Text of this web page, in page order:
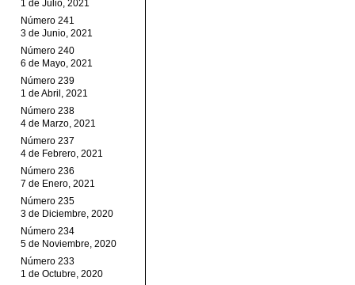
1 de Julio, 2021
Número 241
3 de Junio, 2021
Número 240
6 de Mayo, 2021
Número 239
1 de Abril, 2021
Número 238
4 de Marzo, 2021
Número 237
4 de Febrero, 2021
Número 236
7 de Enero, 2021
Número 235
3 de Diciembre, 2020
Número 234
5 de Noviembre, 2020
Número 233
1 de Octubre, 2020